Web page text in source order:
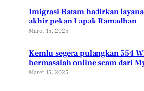
Imigrasi Batam hadirkan
akhir pekan Lapak Ramadhan
Maret 15, 2025
Kemlu segera pulangkan 554
bermasalah online scam dari
Maret 15, 2025